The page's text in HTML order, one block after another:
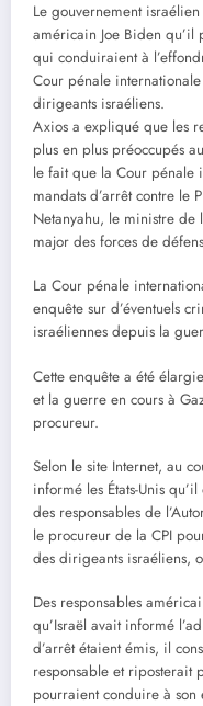
Le gouvernement
américain Joe Biden qu’il
qui conduiraient à
Cour pénale
dirigeants israéliens.
Axios a expliqué que les
plus en plus préoccupés
le fait que la Cour pénale
mandats d’arrêt contre le
Netanyahu, le ministre de
major des forces de
La Cour pénale
enquête sur d’éventuels
israéliennes depuis la
Cette enquête a été
et la guerre en cours à
procureur.
Selon le site Internet, au
informé les États-Unis
des responsables de
le procureur de la CPI
des dirigeants israéliens,
Des responsables
qu’Israël avait informé
d’arrêt étaient émis, il
responsable et riposterait
pourraient conduire à son